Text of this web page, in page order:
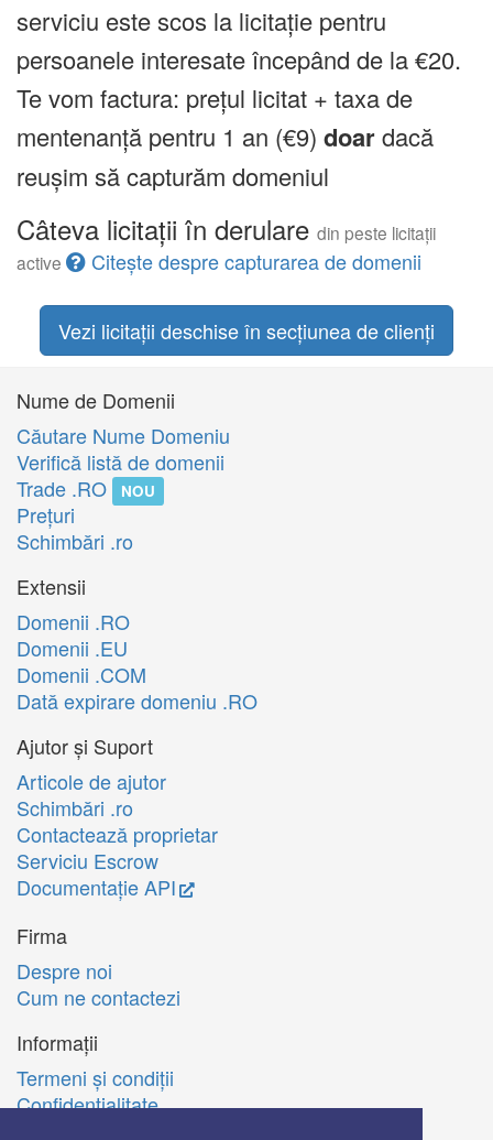
serviciu este scos la licitație pentru
persoanele interesate începând de la €20.
Te vom factura: prețul licitat + taxa de
mentenanță pentru 1 an (€9) doardacă
reușim să capturăm domeniul
Câteva licitații în derulare din peste licitații
active
Citește despre capturarea de domenii
Vezi licitații deschise în secțiunea de clienți
Nume de Domenii
Căutare Nume Domeniu
Verifică listă de domenii
Trade .RO
NOU
Preţuri
Schimbări .ro
Extensii
Domenii .RO
Domenii .EU
Domenii .COM
Dată expirare domeniu .RO
Ajutor și Suport
Articole de ajutor
Schimbări .ro
Contactează proprietar
Serviciu Escrow
Documentație API
Firma
Despre noi
Cum ne contactezi
Informații
Termeni şi condiţii
Confidenţialitate